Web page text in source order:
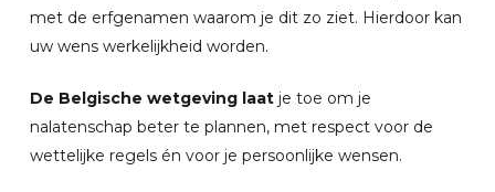
met de erfgenamen waarom je dit zo ziet. Hierdoor kan
uw wens werkelijkheid worden.
De Belgische wetgeving laat je toe om je
nalatenschap beter te plannen, met respect voor de
wettelijke regels én voor je persoonlijke wensen.